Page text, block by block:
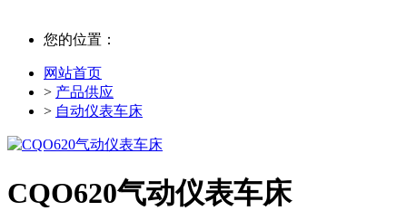
您的位置：
网站首页
> 产品供应
> 自动仪表车床
CQO620气动仪表车床